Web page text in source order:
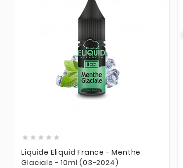
    
Liquide Eliquid France - Menthe
Glaciale - 10ml (03-2024)